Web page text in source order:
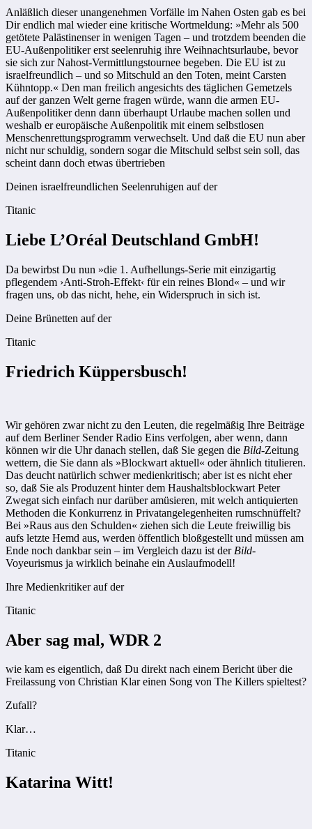
Anläßlich dieser unangenehmen Vorfälle im Nahen Osten gab es bei
Dir endlich mal wieder eine kritische Wortmeldung: »Mehr als 500
getötete Palästinenser in wenigen Tagen – und trotzdem beenden die
EU-Außenpolitiker erst seelenruhig ihre Weihnachtsurlaube, bevor
sie sich zur Nahost-Vermittlungstournee begeben. Die EU ist zu
israelfreundlich – und so Mitschuld an den Toten, meint Carsten
Kühntopp.« Den man freilich angesichts des täglichen Gemetzels
auf der ganzen Welt gerne fragen würde, wann die armen EU-
Außenpolitiker denn dann überhaupt Urlaube machen sollen und
weshalb er europäische Außenpolitik mit einem selbstlosen
Menschenrettungsprogramm verwechselt. Und daß die EU nun aber
nicht nur schuldig, sondern sogar die Mitschuld selbst sein soll, das
scheint dann doch etwas übertrieben
Deinen israelfreundlichen Seelenruhigen auf der
Titanic
Liebe L’Oréal Deutschland GmbH!
Da bewirbst Du nun »die 1. Aufhellungs-Serie mit einzigartig
pflegendem ›Anti-Stroh-Effekt‹ für ein reines Blond« – und wir
fragen uns, ob das nicht, hehe, ein Widerspruch in sich ist.
Deine Brünetten auf der
Titanic
Friedrich Küppersbusch!
Wir gehören zwar nicht zu den Leuten, die regelmäßig Ihre Beiträge
auf dem Berliner Sender Radio Eins verfolgen, aber wenn, dann
können wir die Uhr danach stellen, daß Sie gegen die Bild-Zeitung
wettern, die Sie dann als »Blockwart aktuell« oder ähnlich titulieren.
Das deucht natürlich schwer medienkritisch; aber ist es nicht eher
so, daß Sie als Produzent hinter dem Haushaltsblockwart Peter
Zwegat sich einfach nur darüber amüsieren, mit welch antiquierten
Methoden die Konkurrenz in Privatangelegenheiten rumschnüffelt?
Bei »Raus aus den Schulden« ziehen sich die Leute freiwillig bis
aufs letzte Hemd aus, werden öffentlich bloßgestellt und müssen am
Ende noch dankbar sein – im Vergleich dazu ist der Bild-
Voyeurismus ja wirklich beinahe ein Auslaufmodell!
Ihre Medienkritiker auf der
Titanic
Aber sag mal, WDR 2
wie kam es eigentlich, daß Du direkt nach einem Bericht über die
Freilassung von Christian Klar einen Song von The Killers spieltest?
Zufall?
Klar…
Titanic
Katarina Witt!